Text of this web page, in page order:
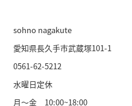
sohno nagakute
愛知県長久手市武蔵塚101-1
0561-62-5212
水曜日定休
月～金 10:00~18:00